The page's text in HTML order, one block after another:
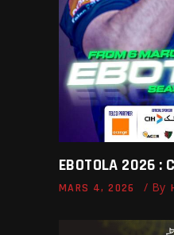
EBOTOLA 2026 :
MARS 4, 2026 By